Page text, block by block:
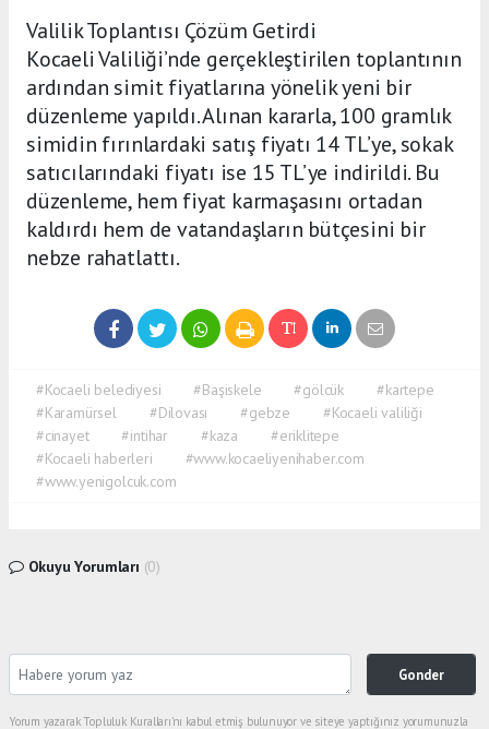
Valilik Toplantısı Çözüm Getirdi
Kocaeli Valiliği’nde gerçekleştirilen toplantının
ardından simit fiyatlarına yönelik yeni bir
düzenleme yapıldı. Alınan kararla, 100 gramlık
simidin fırınlardaki satış fiyatı 14 TL’ye, sokak
satıcılarındaki fiyatı ise 15 TL’ye indirildi. Bu
düzenleme, hem fiyat karmaşasını ortadan
kaldırdı hem de vatandaşların bütçesini bir
nebze rahatlattı.
#Kocaeli belediyesi #Başiskele #gölcük
#kartepe
#Karamürsel
#Dilovası #gebze
#Kocaeli valiliği
#cinayet
#intihar #kaza
#eriklitepe
#Kocaeli haberleri
#www.kocaeliyenihaber.com
#www.yenigolcuk.com
Okuyu Yorumları (0)
Gonder
Yorum yazarak Topluluk Kuralları’nı kabul etmiş bulunuyor ve siteye yaptığınız yorumunuzla